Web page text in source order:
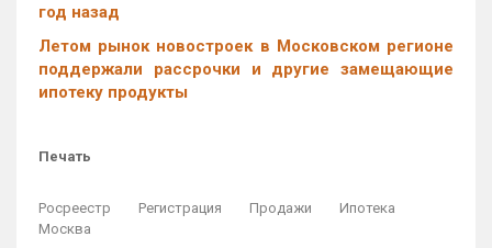
год назад
Летом рынок новостроек в Московском регионе
поддержали рассрочки и другие замещающие
ипотеку продукты
Печать
Росреестр Регистрация Продажи
Ипотека
Москва